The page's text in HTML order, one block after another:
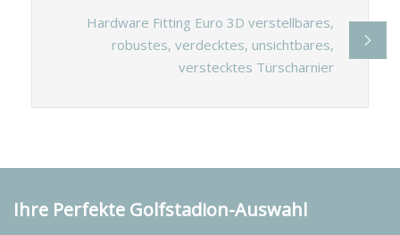
Hardware Fitting Euro 3D verstellbares,
robustes, verdecktes, unsichtbares,
verstecktes Türscharnier
Ihre Perfekte Golfstadion-Auswahl